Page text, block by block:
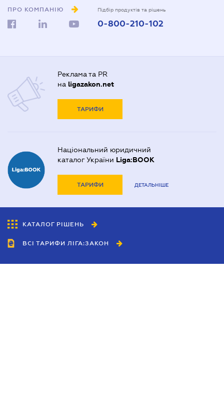
ПРО КОМПАНІЮ Підбір продуктів та рішень
0-800-210-102
Реклама та PR
на ligazakon.net
ТАРИФИ
Національний юридичний
каталог України Liga:BOOK
ТАРИФИ ДЕТАЛЬНІШЕ
КАТАЛОГ РІШЕНЬ
ВСІ ТАРИФИ ЛІГА:ЗАКОН